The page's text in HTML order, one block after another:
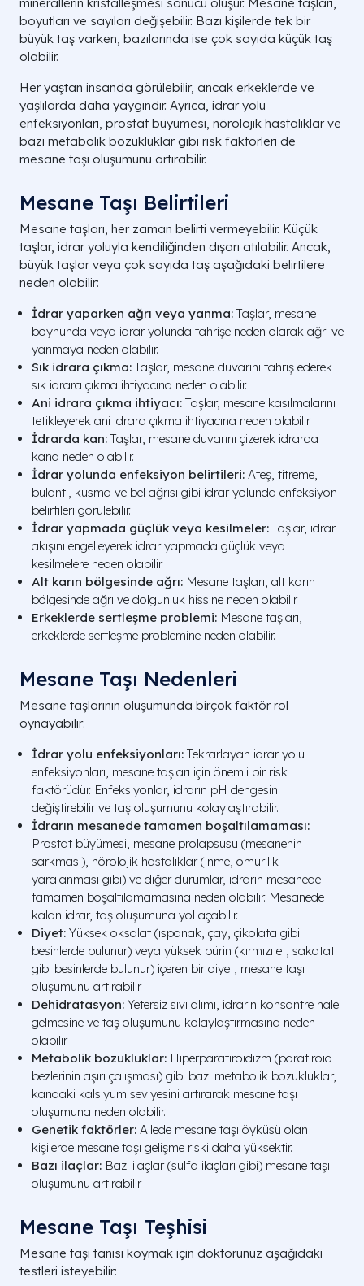
boyutları ve sayıları değişebilir. Bazı kişilerde tek bir
büyük taş varken, bazılarında ise çok sayıda küçük taş
olabilir.
Her yaştan insanda görülebilir, ancak erkeklerde ve
yaşlılarda daha yaygındır. Ayrıca, idrar yolu
enfeksiyonları, prostat büyümesi, nörolojik hastalıklar ve
bazı metabolik bozukluklar gibi risk faktörleri de
mesane taşı oluşumunu artırabilir.
Mesane Taşı Belirtileri
Mesane taşları, her zaman belirti vermeyebilir. Küçük
taşlar, idrar yoluyla kendiliğinden dışarı atılabilir. Ancak,
büyük taşlar veya çok sayıda taş aşağıdaki belirtilere
neden olabilir:
İdrar yaparken ağrı veya yanma: Taşlar, mesane
boynunda veya idrar yolunda tahrişe neden olarak ağrı ve
yanmaya neden olabilir.
Sık idrara çıkma: Taşlar, mesane duvarını tahriş ederek
sık idrara çıkma ihtiyacına neden olabilir.
Ani idrara çıkma ihtiyacı: Taşlar, mesane kasılmalarını
tetikleyerek ani idrara çıkma ihtiyacına neden olabilir.
İdrarda kan: Taşlar, mesane duvarını çizerek idrarda
kana neden olabilir.
İdrar yolunda enfeksiyon belirtileri: Ateş, titreme,
bulantı, kusma ve bel ağrısı gibi idrar yolunda enfeksiyon
belirtileri görülebilir.
İdrar yapmada güçlük veya kesilmeler: Taşlar, idrar
akışını engelleyerek idrar yapmada güçlük veya
kesilmelere neden olabilir.
Alt karın bölgesinde ağrı: Mesane taşları, alt karın
bölgesinde ağrı ve dolgunluk hissine neden olabilir.
Erkeklerde sertleşme problemi: Mesane taşları,
erkeklerde sertleşme problemine neden olabilir.
Mesane Taşı Nedenleri
Mesane taşlarının oluşumunda birçok faktör rol
oynayabilir:
İdrar yolu enfeksiyonları: Tekrarlayan idrar yolu
enfeksiyonları, mesane taşları için önemli bir risk
faktörüdür. Enfeksiyonlar, idrarın pH dengesini
değiştirebilir ve taş oluşumunu kolaylaştırabilir.
İdrarın mesanede tamamen boşaltılamaması:
Prostat büyümesi, mesane prolapsusu (mesanenin
sarkması), nörolojik hastalıklar (inme, omurilik
yaralanması gibi) ve diğer durumlar, idrarın mesanede
tamamen boşaltılamamasına neden olabilir. Mesanede
kalan idrar, taş oluşumuna yol açabilir.
Diyet: Yüksek oksalat (ıspanak, çay, çikolata gibi
besinlerde bulunur) veya yüksek pürin (kırmızı et, sakatat
gibi besinlerde bulunur) içeren bir diyet, mesane taşı
oluşumunu artırabilir.
Dehidratasyon: Yetersiz sıvı alımı, idrarın konsantre hale
gelmesine ve taş oluşumunu kolaylaştırmasına neden
olabilir.
Metabolik bozukluklar: Hiperparatiroidizm (paratiroid
bezlerinin aşırı çalışması) gibi bazı metabolik bozukluklar,
kandaki kalsiyum seviyesini artırarak mesane taşı
oluşumuna neden olabilir.
Genetik faktörler: Ailede mesane taşı öyküsü olan
kişilerde mesane taşı gelişme riski daha yüksektir.
Bazı ilaçlar: Bazı ilaçlar (sulfa ilaçları gibi) mesane taşı
oluşumunu artırabilir.
Mesane Taşı Teşhisi
Mesane taşı tanısı koymak için doktorunuz aşağıdaki
testleri isteyebilir: